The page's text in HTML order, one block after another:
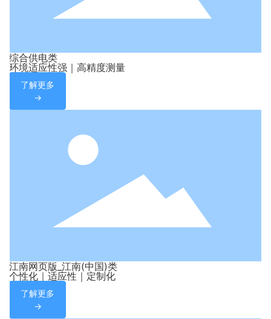
综合供电类
环境适应性强｜高精度测量
了解更多
→
江南网页版_江南(中国)类
个性化｜适应性｜定制化
了解更多
→